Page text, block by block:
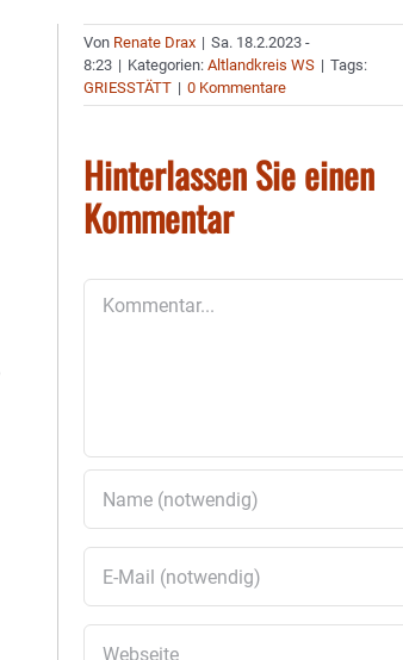
Von Renate Drax | Sa. 18.2.2023 -
8:23 | Kategorien:Altlandkreis WS | Tags:
GRIESSTÄTT | 0 Kommentare
Hinterlassen Sie einen
Kommentar